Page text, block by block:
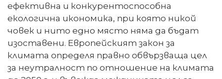
ефективна и конкурентоспособна
екологична икономика, при която никой
човек и нито едно място няма да бъдат
изоставени. Европейският закон за
климата определя правно обвързваща цел
за неутралност по отношение на климата